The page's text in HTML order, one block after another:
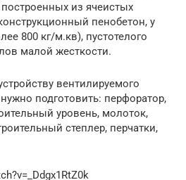
из ячеистых
пенобетон, у
800 кг/м.кв), пустотелого
малой жесткости.
вентилируемого
подготовить: перфоратор,
уровень, молоток,
степлер, перчатки,